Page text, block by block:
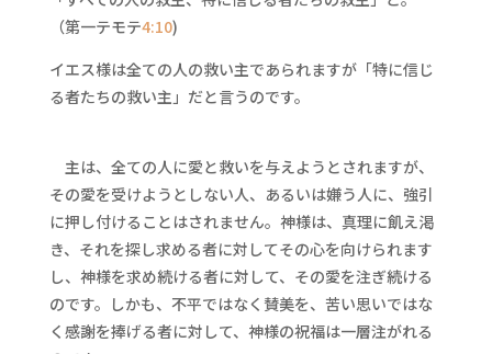
（第一テモテ4:10)
イエス様は全ての人の救い主であられますが「特に信じ
る者たちの救い主」だと言うのです。
主は、全ての人に愛と救いを与えようとされますが、
その愛を受けようとしない人、あるいは嫌う人に、強引
に押し付けることはされません。神様は、真理に飢え渇
き、それを探し求める者に対してその心を向けられます
し、神様を求め続ける者に対して、その愛を注ぎ続ける
のです。しかも、不平ではなく賛美を、苦い思いではな
く感謝を捧げる者に対して、神様の祝福は一層注がれる